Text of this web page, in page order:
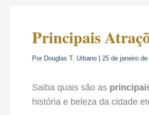
Principais
Por Douglas T. Urbano 25 de janeiro de
Saiba quais são as
história e beleza da cidade